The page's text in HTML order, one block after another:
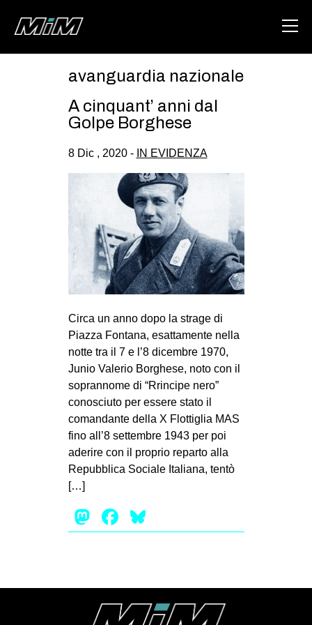
ABOUT
AREA
DEGENERAZIONE
GAZA FREESTYLE
CSOA LAMBRETTA
MSM
STUDENTI TSUNAMI
ZAM
MILANO
SPAZI
SPORT POPOLARE
MOVIMENTI
ANTIFASCISMO
GENERI
REPRESSIONE
STUDENTI
avanguardia nazionale
A cinquant’ anni dal
Golpe Borghese
8 Dic , 2020 - IN EVIDENZA
Circa un anno dopo la strage di
Piazza Fontana, esattamente nella
notte tra il 7 e l’8 dicembre 1970,
Junio Valerio Borghese, noto con il
soprannome di “Rrincipe nero”
conosciuto per essere stato il
comandante della X Flottiglia MAS
fino all’8 settembre 1943 per poi
aderire con il proprio reparto alla
Repubblica Sociale Italiana, tentò
[…]
Mastodon
Facebook